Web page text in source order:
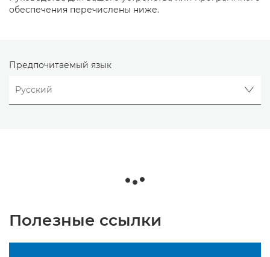
обеспечения перечислены ниже.
Предпочитаемый язык
Полезные ссылки